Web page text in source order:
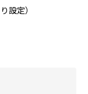
設定）